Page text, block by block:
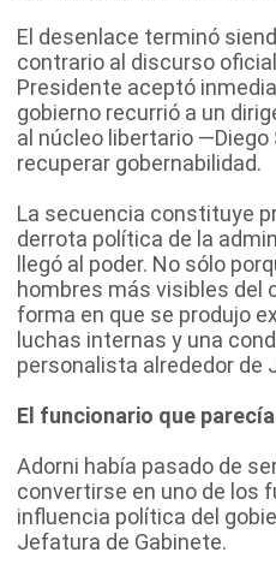
El desenlace terminó
contrario al discurso
Presidente aceptó
gobierno recurrió a un
al núcleo libertario
recuperar gobernabilidad.
La secuencia constituye
derrota política de la
llegó al poder. No sólo
hombres más visibles del
forma en que se produjo
luchas internas y una
personalista alrededor de
El funcionario que
Adorni había pasado de
convertirse en uno de los
influencia política del
Jefatura de Gabinete.